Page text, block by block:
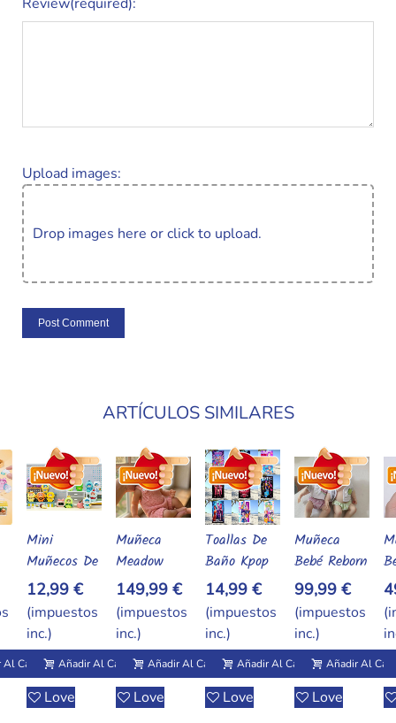
Upload images:
Drop images here or click to upload.
ARTÍCULOS SIMILARES
Carrito
Al Carrito
Añadir Al Carrito
Muñeca
Meadow
Reborn De
30 Cm Q-
Elastic Con
Suéter Rosa
Realista
149,99 €
(impuestos
inc.)
Añadir Al Carrito
Love
Añadir Al Carrito
Toallas De
Baño Kpop
Demon
Hunters De
Secado
Rápido Con
Diseños
Variados
14,99 €
(impuestos
inc.)
Añadir Al Carrito
Love
Añadir Al Carrito
Muñeca
Bebé Reborn
De Silicona
Suave Y
Elástica –
Mini
Realista
Económica
99,99 €
(impuestos
inc.)
Añadir Al Carrito
Love
Añadir Al Carrito
Muñeca
Bebé Reborn
Realista De
Silicona
Sólida 6
Pulgadas –
Lavable Y
Con Cambio
De Ropa
49,99 €
(impuestos
inc.)
Añadir Al
Love